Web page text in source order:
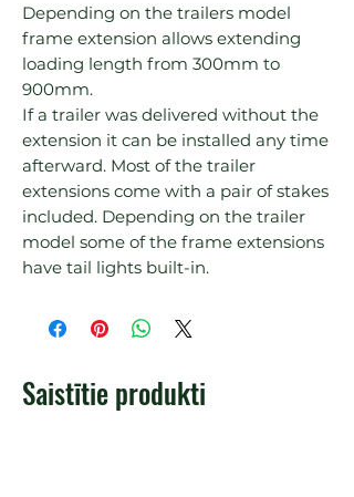
Depending on the trailers model
frame extension allows extending
loading length from 300mm to
900mm.
If a trailer was delivered without the
extension it can be installed any time
afterward. Most of the trailer
extensions come with a pair of stakes
included. Depending on the trailer
model some of the frame extensions
have tail lights built-in.
Saistītie produkti